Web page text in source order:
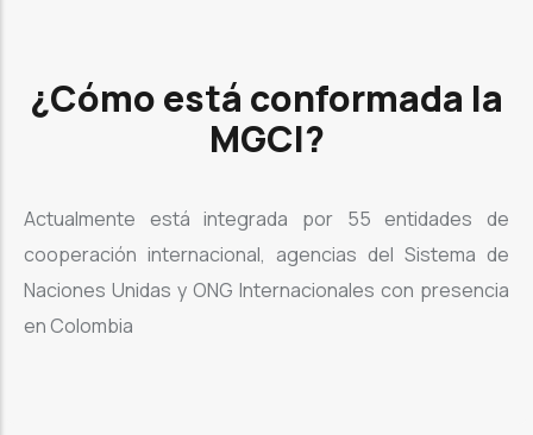
¿Cómo está conformada la
MGCI?
Actualmente está integrada por 55 entidades de
cooperación internacional, agencias del Sistema de
Naciones Unidas y ONG Internacionales con presencia
en Colombia